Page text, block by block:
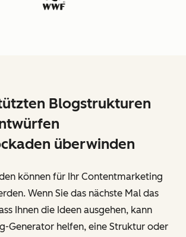
Blogstrukturen
überwinden
können für Ihr Contentmarketing
Wenn Sie das nächste Mal das
Ihnen die Ideen ausgehen, kann
Generator helfen, eine Struktur oder